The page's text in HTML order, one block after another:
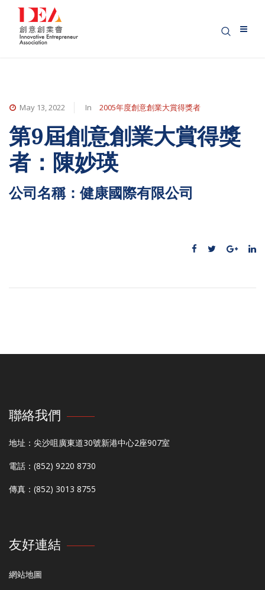
May 13, 2022 In 2005年度創意創業大賞得獎者
第9屆創意創業大賞得獎
者：陳妙瑛
公司名稱：健康國際有限公司
聯絡我們
地址：尖沙咀廣東道30號新港中心2座907室
電話：(852) 9220 8730
傳真：(852) 3013 8755
友好連結
網站地圖